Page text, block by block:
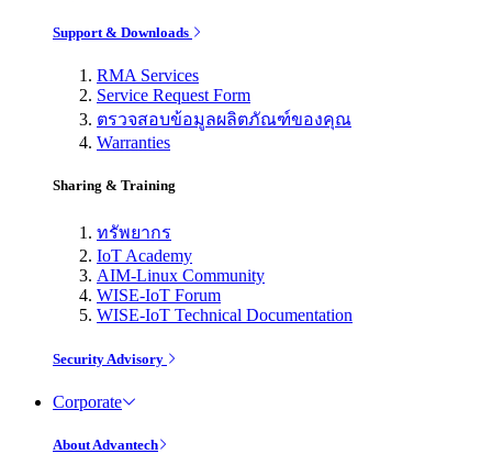
Support & Downloads
RMA Services
Service Request Form
ตรวจสอบข้อมูลผลิตภัณฑ์ของคุณ
Warranties
Sharing & Training
ทรัพยากร
IoT Academy
AIM-Linux Community
WISE-IoT Forum
WISE-IoT Technical Documentation
Security Advisory
Corporate
About Advantech